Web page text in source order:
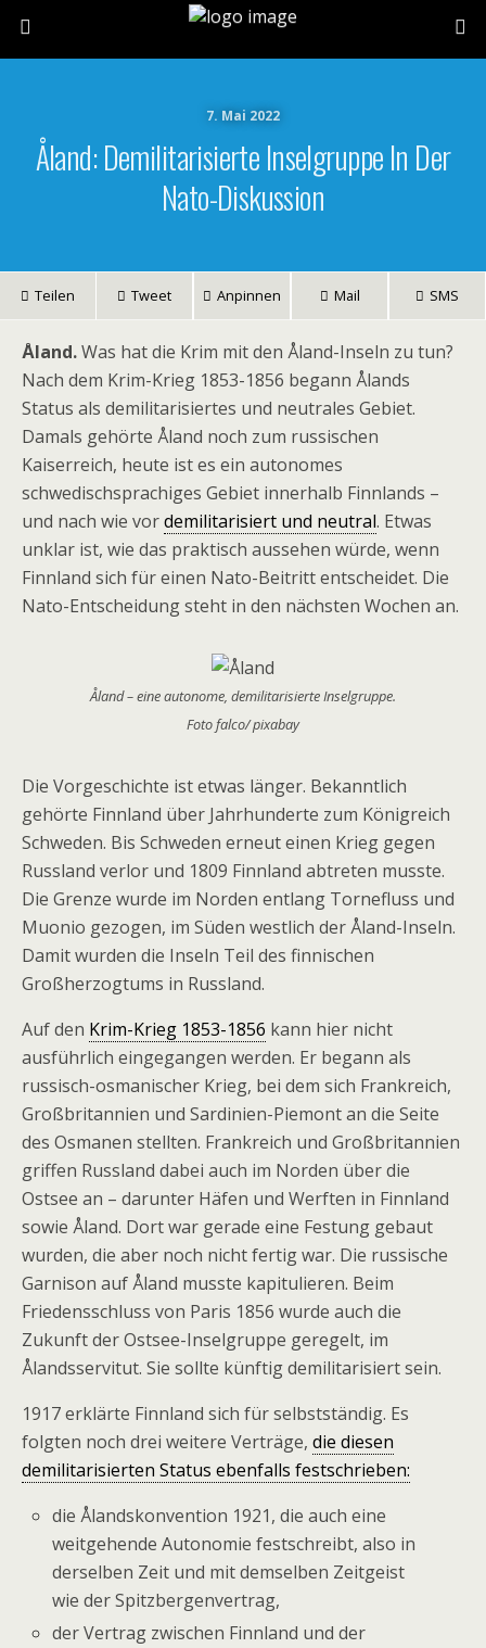
7. Mai 2022
Åland: Demilitarisierte Inselgruppe In Der
Nato-Diskussion
Teilen Tweet Anpinnen Mail SMS
Åland.Was hat die Krim mit den Åland-Inseln zu tun?
Nach dem Krim-Krieg 1853-1856 begann Ålands
Status als demilitarisiertes und neutrales Gebiet.
Damals gehörte Åland noch zum russischen
Kaiserreich, heute ist es ein autonomes
schwedischsprachiges Gebiet innerhalb Finnlands –
und nach wie vordemilitarisiert und neutral. Etwas
unklar ist, wie das praktisch aussehen würde, wenn
Finnland sich für einen Nato-Beitritt entscheidet. Die
Nato-Entscheidung steht in den nächsten Wochen an.
Åland – eine autonome, demilitarisierte Inselgruppe.
Foto falco/ pixabay
Die Vorgeschichte ist etwas länger. Bekanntlich
gehörte Finnland über Jahrhunderte zum Königreich
Schweden. Bis Schweden erneut einen Krieg gegen
Russland verlor und 1809 Finnland abtreten musste.
Die Grenze wurde im Norden entlang Tornefluss und
Muonio gezogen, im Süden westlich der Åland-Inseln.
Damit wurden die Inseln Teil des finnischen
Großherzogtums in Russland.
Auf den Krim-Krieg 1853-1856 kann hier nicht
ausführlich eingegangen werden. Er begann als
russisch-osmanischer Krieg, bei dem sich Frankreich,
Großbritannien und Sardinien-Piemont an die Seite
des Osmanen stellten. Frankreich und Großbritannien
griffen Russland dabei auch im Norden über die
Ostsee an – darunter Häfen und Werften in Finnland
sowie Åland. Dort war gerade eine Festung gebaut
wurden, die aber noch nicht fertig war. Die russische
Garnison auf Åland musste kapitulieren. Beim
Friedensschluss von Paris 1856 wurde auch die
Zukunft der Ostsee-Inselgruppe geregelt, im
Ålandsservitut. Sie sollte künftig demilitarisiert sein.
1917 erklärte Finnland sich für selbstständig. Es
folgten noch drei weitere Verträge, die diesen
demilitarisierten Status ebenfalls festschrieben:
die Ålandskonvention 1921, die auch eine
weitgehende Autonomie festschreibt, also in
derselben Zeit und mit demselben Zeitgeist
wie der Spitzbergenvertrag,
der Vertrag zwischen Finnland und der